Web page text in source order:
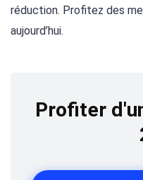
réduction. Profitez des
aujourd’hui.
Profiter